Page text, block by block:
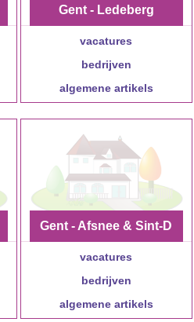
Gent - Ledeberg
vacatures
bedrijven
algemene artikels
Gent - Afsnee & Sint-D
enijs-Westrem
vacatures
bedrijven
algemene artikels